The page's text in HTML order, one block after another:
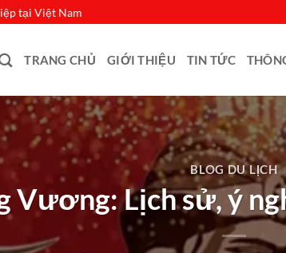
tại Việt Nam
TRANG CHỦ GIỚI THIỆU TIN TỨC
BLOG DU LỊCH
Vương: Lịch sử, ý